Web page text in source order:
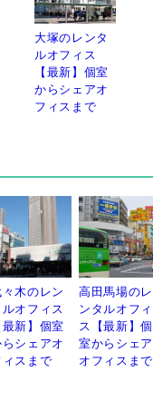
大塚のレンタ
ルオフィス
【最新】個室
からシェアオ
フィスまで
木のレン
ルオフィス
最新】個室
シェアオ
ィスまで
高田馬場のレ
ンタルオフィ
ス【最新】個
室からシェア
オフィスまで